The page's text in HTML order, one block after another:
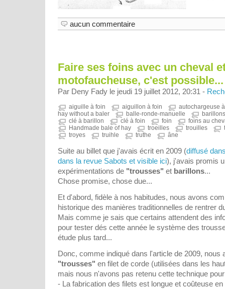
aucun commentaire
Faire ses foins avec un cheval
motofaucheuse, c'est
Par Deny Fady le jeudi 19 juillet 2012, 20:31 -
aiguille à foin aiguillon à foin
autochargeuse
hay without a baler
balle-ronde-manuelle
barillons
clé à barillon
clé à foin foin
foins au
Handmade bale of hay
troeilles trouilles
troyes
truihle truthe âne
Suite au billet que j'avais écrit en 2009 (diffusé
dans la revue Sabots et visible ici), j'avais promis
expérimentations de "trousses" et barillons...
Chose promise, chose due...
Et d'abord, fidèle à nos habitudes, nous avons
historique des manières traditionnelles de rentrer
Mais comme je sais que certains attendent des
pour tester dés cette année le système des
étude plus tard...
Donc, comme indiqué dans l'article de 2009, nous
"trousses" en filet de corde (utilisées dans les
mais nous n'avons pas retenu cette technique
- La fabrication des filets est longue et coûteuse en